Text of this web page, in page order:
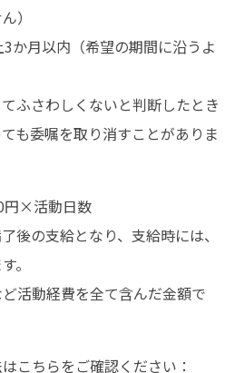
）
3か月以内（希望の期間に沿うよ
てふさわしくないと判断したとき
も委嘱を取り消すことがありま
円×活動日数
後の支給となり、支給時には、
。
ど活動経費を全て含んだ金額で